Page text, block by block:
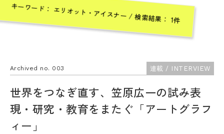
キーワード： エリオット・アイスナー / 検索結果： 1件
Archived no. 003 連載 / INTERVIEW
世界をつなぎ直す、笠原広一の試み表
現・研究・教育をまたぐ「アートグラフ
ィー」